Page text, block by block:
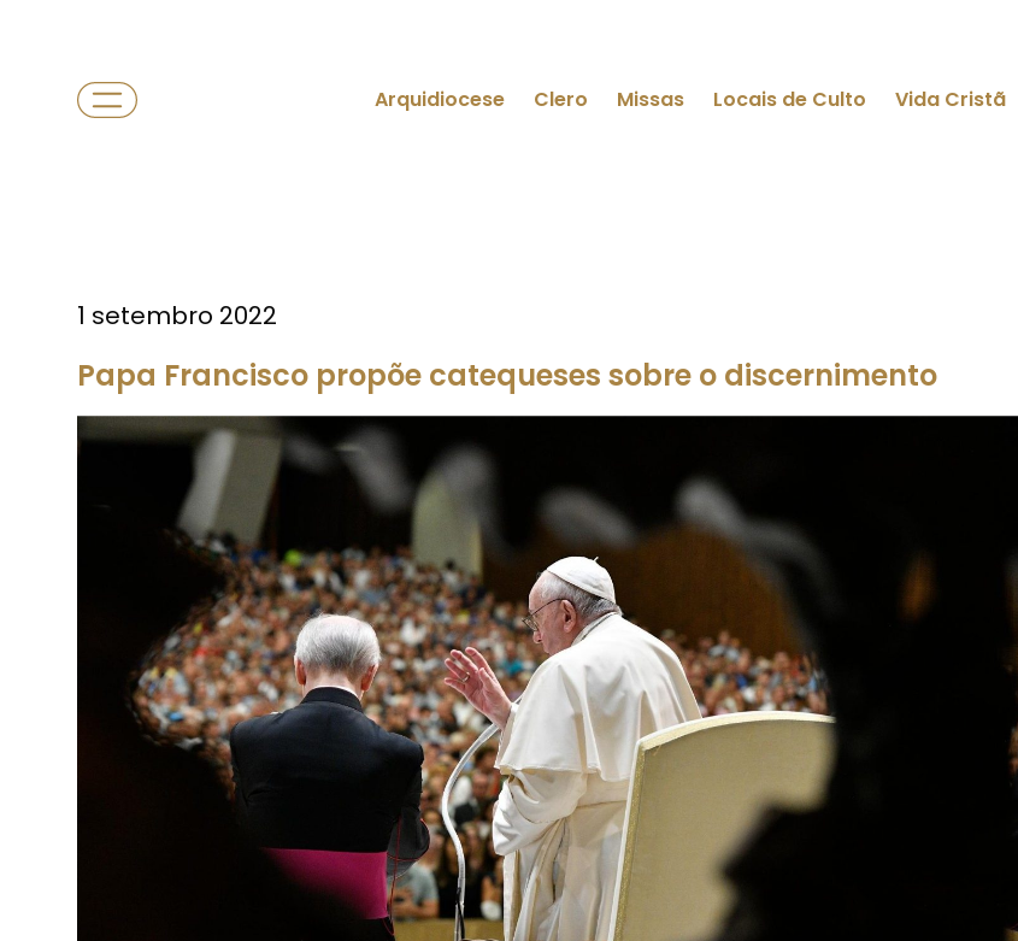
Arquidiocese Clero Missas Locais de Culto Vida Cristã
1 setembro 2022
Papa Francisco propõe catequeses sobre o discernimento